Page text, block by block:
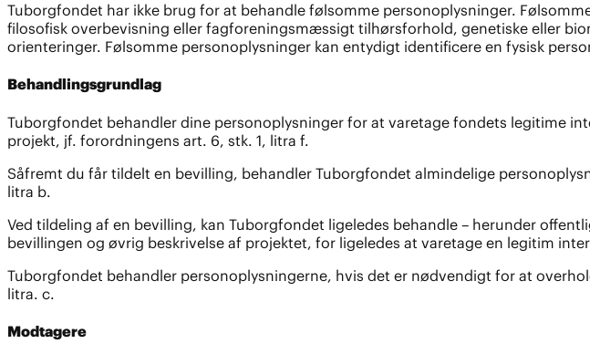
Tuborgfondet har ikke brug for at behandle følsomme personoplysninger.
filosofisk overbevisning eller fagforeningsmæssigt tilhørsforhold, genetiske eller
orienteringer. Følsomme personoplysninger kan entydigt identificere en fysisk
Behandlingsgrundlag
Tuborgfondet behandler dine personoplysninger for at varetage fondets legitime
projekt, jf. forordningens art. 6, stk. 1, litra f.
Såfremt du får tildelt en bevilling, behandler Tuborgfondet almindelige
litra b.
Ved tildeling af en bevilling, kan Tuborgfondet ligeledes behandle – herunder
bevillingen og øvrig beskrivelse af projektet, for ligeledes at varetage en legitim
Tuborgfondet behandler personoplysningerne, hvis det er nødvendigt for at
litra. c.
Modtagere